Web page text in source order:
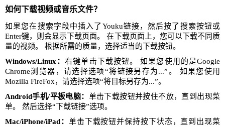
如何下载视频或音乐文件？
如果您在搜索字段中插入了Youku链接，然后按了搜索按钮或
Enter键，则会显示下载页面。 在下载页面上，您可以下载不同质
量的视频。 根据所需的质量，选择适当的下载按钮。
Windows/Linux：右键单击下载按钮。 如果您使用的是Google
Chrome浏览器，请选择选项“将链接另存为...”。 如果您使用
Mozilla FireFox，请选择选项“将目标另存为...”。
Android手机/平板电脑： 单击下载按钮并按住不放，直到出现菜
单。 然后选择“下载链接”选项。
Mac/iPhone/iPad： 单击下载按钮并保持按下状态，直到出现菜